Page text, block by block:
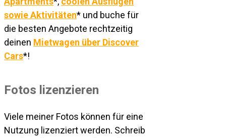
sowie Aktivitäten* und buche für
die besten Angebote rechtzeitig
deinen Mietwagen über Discover
Cars*!
Fotos lizenzieren
Viele meiner Fotos können für eine
Nutzung lizenziert werden. Schreib